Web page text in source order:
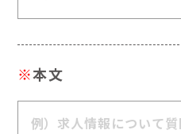
※本文